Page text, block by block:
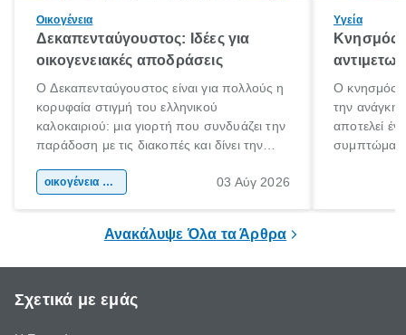
Οικογένεια
Δεκαπενταύγουστος: Ιδέες για
οικογενειακές αποδράσεις
Ο Δεκαπενταύγουστος είναι για πολλούς η
κορυφαία στιγμή του ελληνικού
καλοκαιριού: μια γιορτή που συνδυάζει την
παράδοση με τις διακοπές και δίνει την
χώρας. Είτε πρόκειται για λίγες μέρες
οικογένεια & παιδί 03 Αύγ 2026
Υγεία
Κνησμός:
Ο κνησμός
την ανάγκη
αποτελεί
Ανακάλυψε Όλα τα Άρθρα
Σχετικά με εμάς